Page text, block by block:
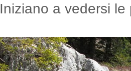
Iniziano a vedersi